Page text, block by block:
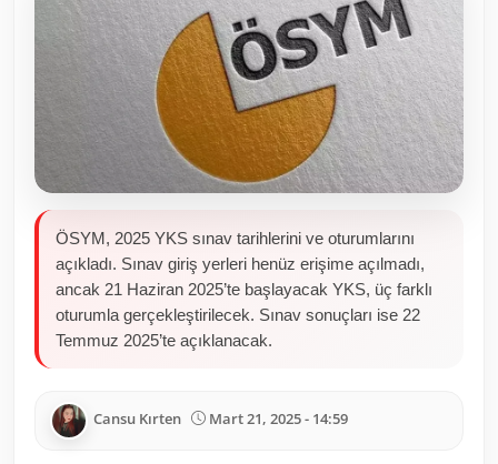
Sivil Toplum Kuruluşları
Kamu Kurumları ve Üst Kurullar
Resmi Reklamlar
ÖSYM, 2025 YKS sınav tarihlerini ve oturumlarını
açıkladı. Sınav giriş yerleri henüz erişime açılmadı,
ancak 21 Haziran 2025’te başlayacak YKS, üç farklı
oturumla gerçekleştirilecek. Sınav sonuçları ise 22
Temmuz 2025’te açıklanacak.
Cansu Kırten Mart 21, 2025 - 14:59